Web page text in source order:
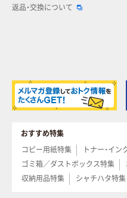
返品・交換について
おすすめ特集
コピー用紙特集
トナー・イ
ゴミ箱／ダストボックス特集
収納用品特集
シャチハタ特集